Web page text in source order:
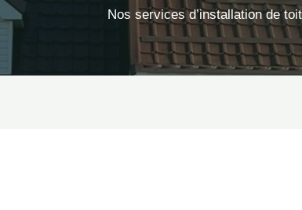
Nos services d’installation de